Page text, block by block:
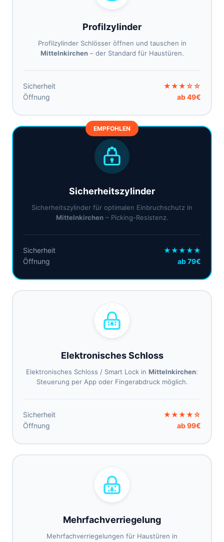
Profilzylinder
Profilzylinder Schlösser öffnen und tauschen in
Mittelnkirchen– der Standard für Haustüren.
Sicherheit
★★★☆☆
Öffnung
ab 49€
EMPFOHLEN
Sicherheitszylinder
Sicherheitszylinder für optimalen Einbruchschutz in
Mittelnkirchen– Picking-Resistenz.
Sicherheit
★★★★★
Öffnung
ab 79€
Elektronisches Schloss
Elektronisches Schloss / Smart Lock in Mittelnkirchen:
Steuerung per App oder Fingerabdruck möglich.
Sicherheit
★★★★☆
Öffnung
ab 99€
Mehrfachverriegelung
Mehrfachverriegelungen für Haustüren in